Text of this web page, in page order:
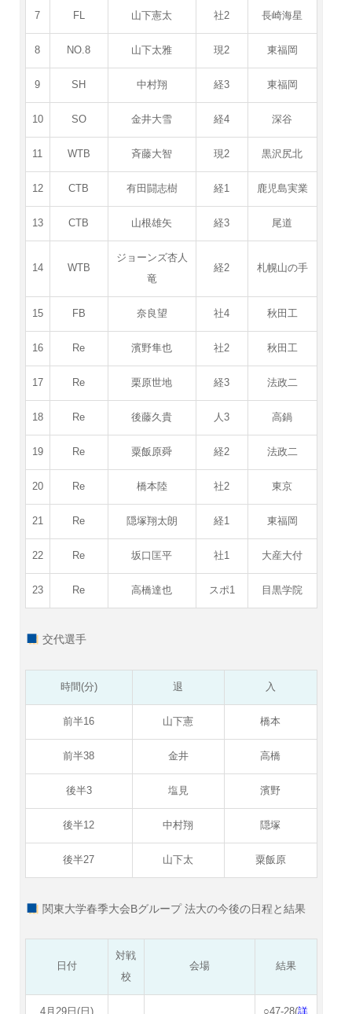
7 FL 山下憲太 社2 長崎海星
8 NO.8 山下太雅 現2 東福岡
9 SH 中村翔 経3 東福岡
10 SO 金井大雪 経4 深谷
11 WTB 斉藤大智 現2 黒沢尻北
12 CTB 有田闘志樹 経1 鹿児島実業
13 CTB 山根雄矢 経3 尾道
14 WTB
ジョーンズ杏人
竜
経2 札幌山の手
15 FB 奈良望 社4 秋田工
16 Re 濱野隼也 社2 秋田工
17 Re 栗原世地 経3 法政二
18 Re 後藤久貴 人3 高鍋
19 Re 粟飯原舜 経2 法政二
20 Re 橋本陸 社2 東京
21 Re 隠塚翔太朗 経1 東福岡
22 Re 坂口匡平 社1 大産大付
23 Re 高橋達也 スポ1 目黒学院
交代選手
時間(分) 退 入
前半16 山下憲 橋本
前半38 金井 高橋
後半3 塩見 濱野
後半12 中村翔 隠塚
後半27 山下太 粟飯原
関東大学春季大会Bグループ 法大の今後の日程と結果
日付
対戦
校
会場 結果
4月29日(日) ○47-28(詳